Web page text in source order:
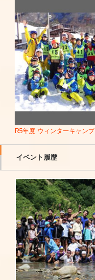
R5年度 ウィンターキャンプ
イベント履歴